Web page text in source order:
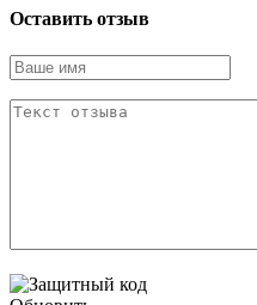
Оставить отзыв